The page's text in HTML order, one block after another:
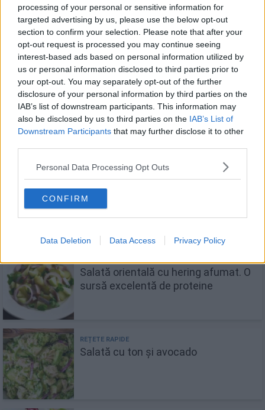
processing of your personal or sensitive information for
targeted advertising by us, please use the below opt-out
section to confirm your selection. Please note that after your
opt-out request is processed you may continue seeing
interest-based ads based on personal information utilized by
us or personal information disclosed to third parties prior to
your opt-out. You may separately opt-out of the further
disclosure of your personal information by third parties on the
IAB’s list of downstream participants. This information may
also be disclosed by us to third parties on the IAB’s List of
Downstream Participants that may further disclose it to other
Personal Data Processing Opt Outs
CONFIRM
Data Deletion Data Access Privacy Policy
Te-ar mai putea interesa
Salată de cartofi cu hering
Salată de cartofi cu ton și capere
Salată orientală cu hering afumat. O
sursă excelentă de proteine
Salată cu ton și avocado